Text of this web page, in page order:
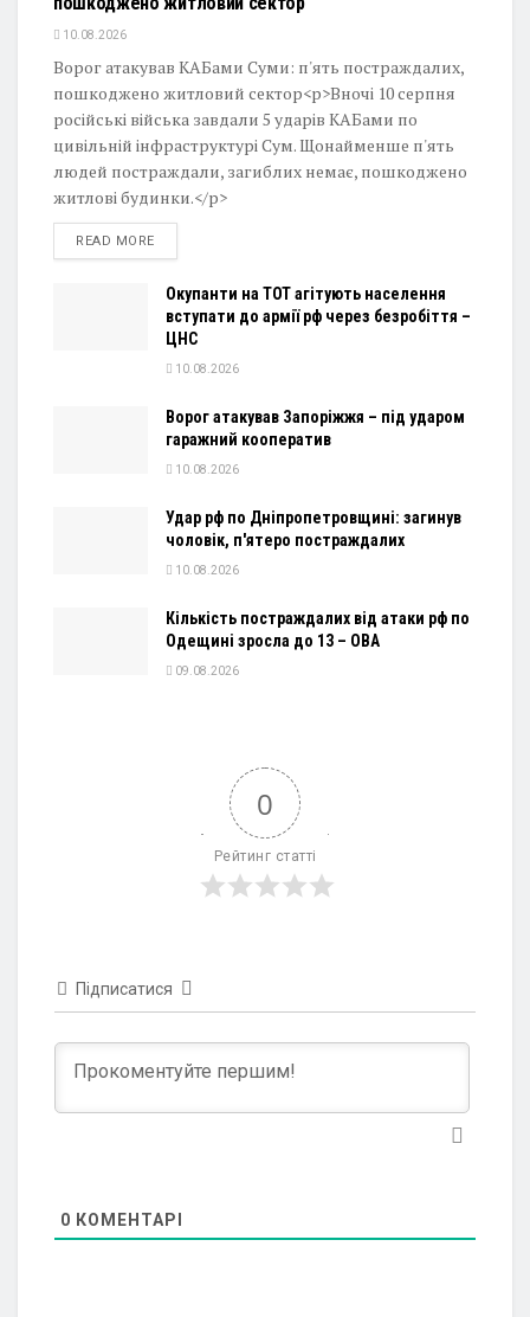
10.08.2026
Ворог атакував КАБами Суми: п'ять постраждалих,
пошкоджено житловий сектор<p>Вночі 10 серпня
російські війська завдали 5 ударів КАБами по
цивільній інфраструктурі Сум. Щонайменше п'ять
людей постраждали, загиблих немає, пошкоджено
житлові будинки.</p>
READ MOREDETAILS
Окупанти на ТОТ агітують населення
вступати до армії рф через безробіття –
ЦНС
10.08.2026
Ворог атакував Запоріжжя – під ударом
гаражний кооператив
10.08.2026
Удар рф по Дніпропетровщині: загинув
чоловік, п'ятеро постраждалих
10.08.2026
Кількість постраждалих від атаки рф по
Одещині зросла до 13 – ОВА
09.08.2026
0
Рейтинг статті
Підписатися
0 КОМЕНТАРІ